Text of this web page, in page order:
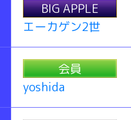
BIG APPLE
エーカゲン2世
会員
yoshida